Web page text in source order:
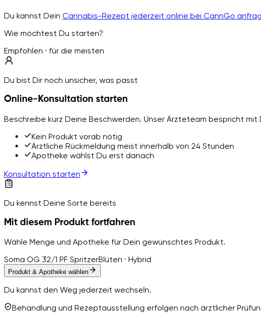
Du kannst Dein Cannabis-Rezept jederzeit online bei CannGo
Wie möchtest Du starten?
Empfohlen · für die meisten
Du bist Dir noch unsicher, was passt
Online-Konsultation starten
Beschreibe kurz Deine Beschwerden. Unser Ärzteteam bespricht
Kein Produkt vorab nötig
Ärztliche Rückmeldung meist innerhalb von 24 Stunden
Apotheke wählst Du erst danach
Konsultation starten
Du kennst Deine Sorte bereits
Mit diesem Produkt fortfahren
Wähle Menge und Apotheke für Dein gewünschtes Produkt.
Soma OG 32/1 PF SpritzerBlüten · Hybrid
Produkt & Apotheke wählen
Du kannst den Weg jederzeit wechseln.
Behandlung und Rezeptausstellung erfolgen nach ärztlicher